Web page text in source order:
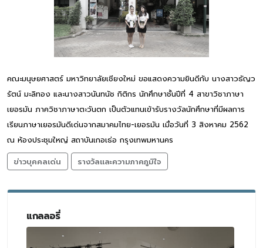
คณะมนุษยศาสตร์ มหาวิทยาลัยเชียงใหม่ ขอแสดงความยินดีกับ นางสาวธัญว
รัตน์ มะลิทอง และนางสาวนันทนัช กิติกร นักศึกษาชั้นปีที่ 4 สาขาวิชาภาษา
เยอรมัน ภาควิชาภาษาตะวันตก เป็นตัวแทนเข้ารับรางวัลนักศึกษาที่มีผลการ
เรียนภาษาเยอรมันดีเด่นจากสมาคมไทย-เยอรมัน เมื่อวันที่ 3 สิงหาคม 2562
ณ ห้องประชุมใหญ่ สถาบันเกอเธ่อ กรุงเทพมหานคร
ข่าวบุคคลเด่น
รางวัลและความภาคภูมิใจ
แกลลอรี่